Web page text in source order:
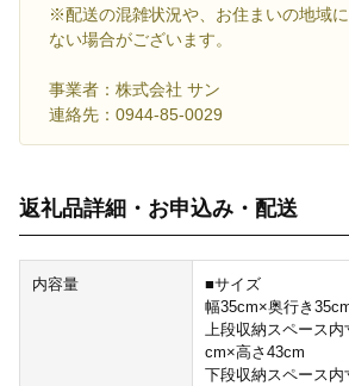
※配送の混雑状況や、お住まいの地域
ない場合がございます。
事業者：株式会社 サン
連絡先：0944-85-0029
返礼品詳細・お申込み・配送
内容量
■サイズ
幅35cm×奥行き
上段収納スペース
cm×高さ43cm
下段収納スペース